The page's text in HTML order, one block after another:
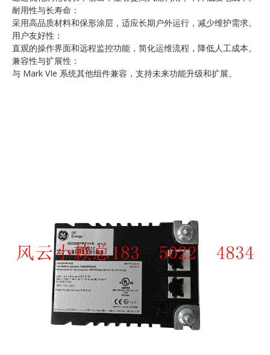
耐用性与长寿命：
采用高品质材料和保形涂层，适应长期户外运行，减少维护需求。
用户友好性：
直观的操作界面和远程监控功能，简化运维流程，降低人工成本。
兼容性与扩展性：
与 Mark VIe 系统其他组件兼容，支持未来功能升级和扩展。